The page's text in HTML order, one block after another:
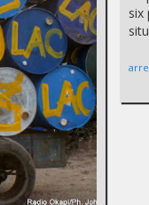
six